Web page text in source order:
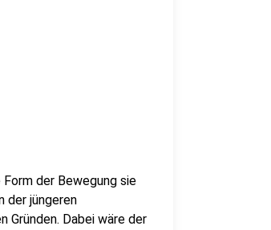
der Bewegung sie
der jüngeren
Gründen. Dabei wäre der